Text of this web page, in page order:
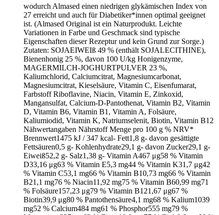
wodurch Almased einen niedrigen glykämischen Index von
27 erreicht und auch für Diabetiker*innen optimal geeignet
ist. (Almased Original ist ein Naturprodukt. Leichte
Variationen in Farbe und Geschmack sind typische
Eigenschaften dieser Rezeptur und kein Grund zur Sorge.)
Zutaten: SOJAEIWEIß 49 % (enthält SOJALECITHINE),
Bienenhonig 25 %, davon 100 U/kg Honigenzyme,
MAGERMILCH-JOGHURTPULVER 23 %,
Kaliumchlorid, Calciumcitrat, Magnesiumcarbonat,
Magnesiumcitrat, Kieselsäure, Vitamin C, Eisenfumarat,
Farbstoff Riboflavine, Niacin, Vitamin E, Zinkoxid,
Mangansulfat, Calcium-D-Pantothenat, Vitamin B2, Vitamin
D, Vitamin B6, Vitamin B1, Vitamin A, Folsäure,
Kaliumiodid, Vitamin K, Natriumselenit, Biotin, Vitamin B12
Nähwertangaben Nährstoff Menge pro 100 g % NRV*
Brennwert1475 kJ / 347 kcal- Fett1,8 g- davon gesättigte
Fettsäuren0,5 g- Kohlenhydrate29,1 g- davon Zucker29,1 g-
Eiweiß52,2 g- Salz1,38 g- Vitamin A467 μg58 % Vitamin
D33,16 μg63 % Vitamin E5,3 mg44 % Vitamin K31,7 μg42
% Vitamin C53,1 mg66 % Vitamin B10,73 mg66 % Vitamin
B21,1 mg76 % Niacin11,92 mg75 % Vitamin B60,99 mg71
% Folsäure157,23 μg79 % Vitamin B121,67 μg67 %
Biotin39,9 μg80 % Pantothensäure4,1 mg68 % Kalium1039
mg52 % Calcium484 mg61 % Phosphor555 mg79 %